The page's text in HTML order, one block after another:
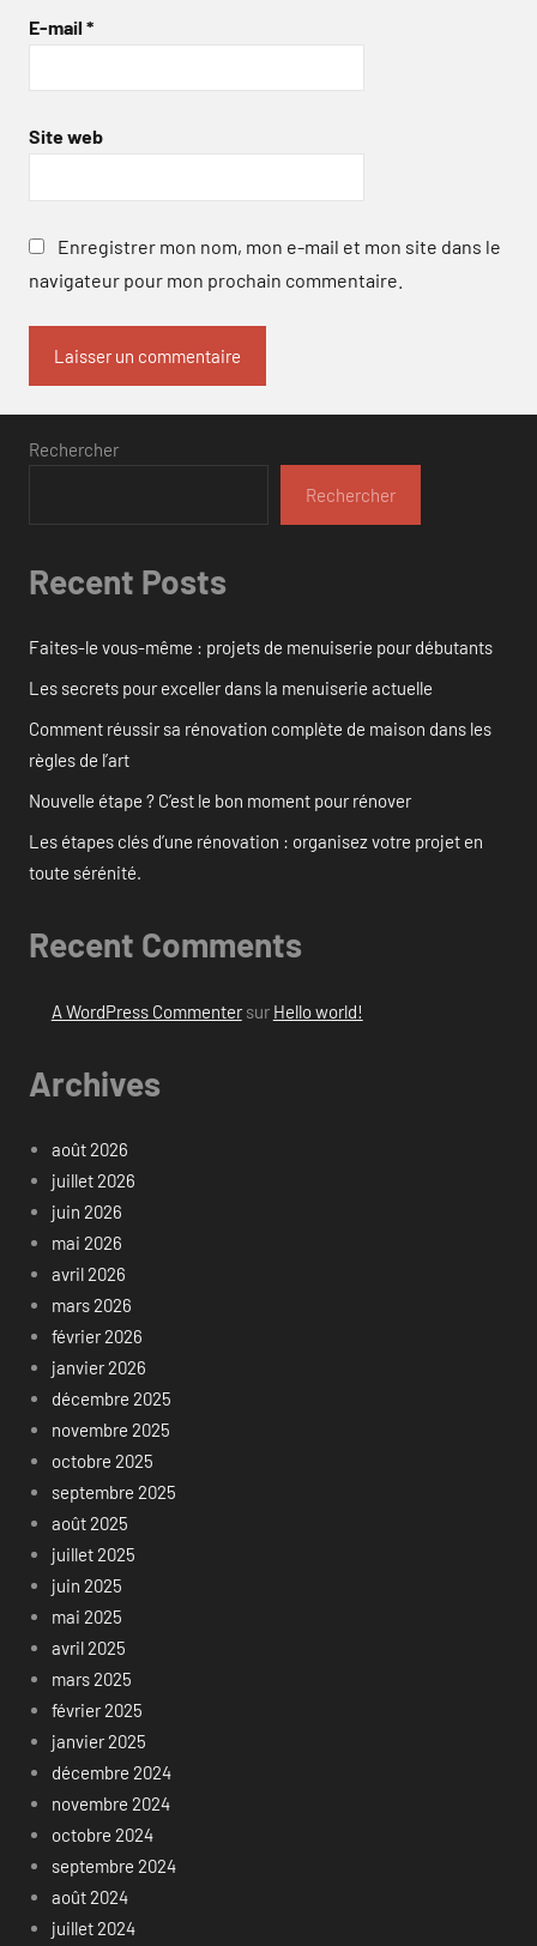
E-mail *
Site web
Enregistrer mon nom, mon e-mail et mon site dans le
navigateur pour mon prochain commentaire.
Rechercher
Rechercher
Recent Posts
Faites-le vous-même : projets de menuiserie pour débutants
Les secrets pour exceller dans la menuiserie actuelle
Comment réussir sa rénovation complète de maison dans les
règles de l’art
Nouvelle étape ? C’est le bon moment pour rénover
Les étapes clés d’une rénovation : organisez votre projet en
toute sérénité.
Recent Comments
A WordPress Commentersur Hello world!
Archives
août 2026
juillet 2026
juin 2026
mai 2026
avril 2026
mars 2026
février 2026
janvier 2026
décembre 2025
novembre 2025
octobre 2025
septembre 2025
août 2025
juillet 2025
juin 2025
mai 2025
avril 2025
mars 2025
février 2025
janvier 2025
décembre 2024
novembre 2024
octobre 2024
septembre 2024
août 2024
juillet 2024